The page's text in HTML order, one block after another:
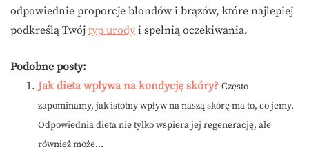
odpowiednie proporcje blondów i brązów, które najlepiej
podkreślą Twój typ urody i spełnią oczekiwania.
Podobne posty:
Jak dieta wpływa na kondycję skóry? Często
zapominamy, jak istotny wpływ na naszą skórę ma to, co jemy.
Odpowiednia dieta nie tylko wspiera jej regenerację, ale